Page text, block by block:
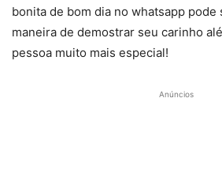
bonita de bom dia no whatsapp pode
maneira de demostrar seu carinho
pessoa muito mais especial!
Anúncios